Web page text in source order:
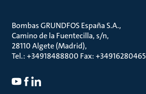
Bombas GRUNDFOS España S.A.
Camino de la Fuentecilla, s/n
28110 Algete (Madrid)
Tel.: +34918488800 Fax: +34916280465